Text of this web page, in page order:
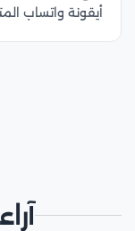
أيقونة واتساب